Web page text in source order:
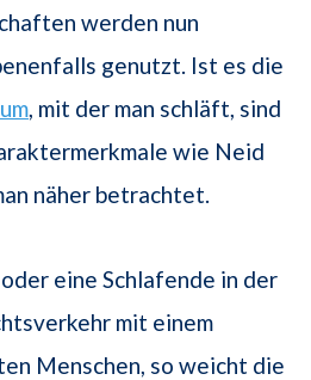
werden nun
genutzt. Ist es die
, mit der man schläft, sind
wie Neid
näher betrachtet.
eine Schlafende in der
mit einem
Menschen, so weicht die